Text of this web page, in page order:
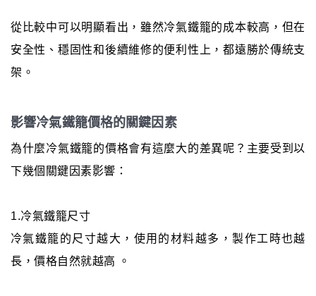
從比較中可以明顯看出，雖然冷氣鐵籠的成本較高，但在
安全性、穩固性和後續維修的便利性上，都遠勝於傳統支
架。
影響冷氣鐵籠價格的關鍵因素
為什麼冷氣鐵籠的價格會有這麼大的差異呢？主要受到以
下幾個關鍵因素影響：
1.冷氣鐵籠尺寸
冷氣鐵籠的尺寸越大，使用的材料越多，製作工時也越
長，價格自然就越高 。